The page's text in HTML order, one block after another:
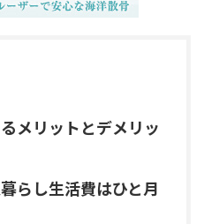
メリットとデメリッ
らし生活費はひと月